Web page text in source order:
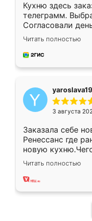
Кухню здесь
телеграмм.
Согласовали
недели кухня
довольны
мебель за
Читать полностью
3 августа
Заказала себе
Ренессанс где
новую
вполне
два года,
Читать полностью